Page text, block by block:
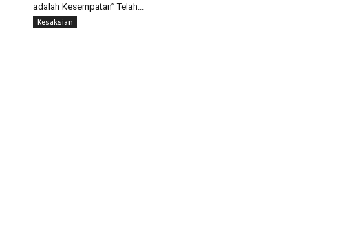
adalah Kesempatan” Telah...
Kesaksian